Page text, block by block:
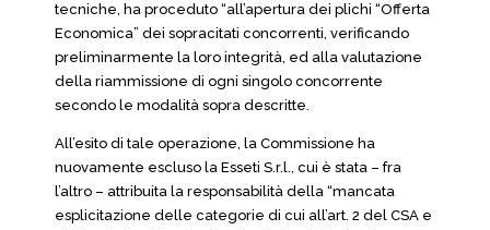
tecniche, ha proceduto “all’apertura dei plichi “Offerta
Economica” dei sopracitati concorrenti, verificando
preliminarmente la loro integrità, ed alla valutazione
della riammissione di ogni singolo concorrente
secondo le modalità sopra descritte.
All’esito di tale operazione, la Commissione ha
nuovamente escluso la Esseti S.r.l., cui è stata – fra
l’altro – attribuita la responsabilità della “mancata
esplicitazione delle categorie di cui all’art. 2 del CSA e